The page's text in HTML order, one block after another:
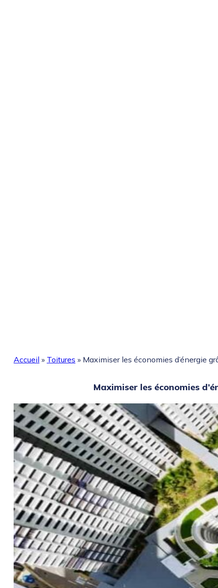
Accueil » Toitures » Maximiser les économies d’énergie
Maximiser les économies